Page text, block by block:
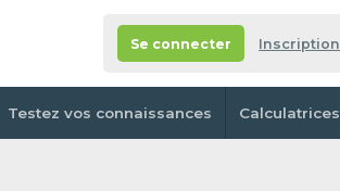
Se connecter Inscription
Testez vos connaissances Calculatrices